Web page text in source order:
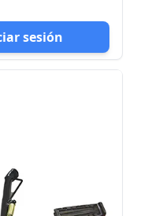
sesión